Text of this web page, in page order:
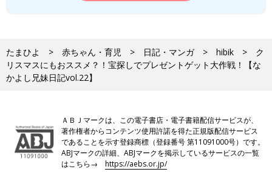
たまひよ 赤ちゃん・育児 日記・マンガ hibik
ク
リスマスにもおススメ？！宝探しでプレゼントゲット大作戦！【な
かよし兄妹日記vol.22】
ＡＢＪマークは、この電子書店・電子書籍配信サービスが、
著作権者からコンテンツ使用許諾を得た正規版配信サービス
であることを示す登録商標（登録番号 第11091000号）です。
ABJマークの詳細、ABJマークを掲示しているサービスの一覧
はこちら→https://aebs.or.jp/